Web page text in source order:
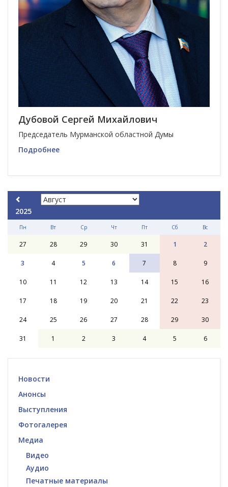
Дубовой Сергей Михайлович
Председатель Мурманской областной Думы
Подробнее
2025
Пн Вт Ср Чт Пт Сб Вс
27 28 29 30 31 1 2
3 4 5 6 7 8 9
10 11 12 13 14 15 16
17 18 19 20 21 22 23
24 25 26 27 28 29 30
31 1 2 3 4 5 6
Новости
Анонсы
Выступления
Фотогалерея
Медиа
Видео
Аудио
Печатные материалы